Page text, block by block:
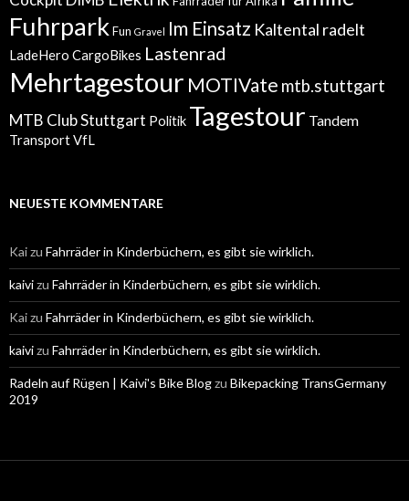
FuhrparkFun Gravel Im Einsatz Kaltental radelt
LadeHero CargoBikes Lastenrad
Mehrtagestour MOTIVate mtb.stuttgart
MTB Club Stuttgart Politik Tagestour Tandem
TransportVfL
NEUESTE KOMMENTARE
Kaizu Fahrräder in Kinderbüchern, es gibt sie wirklich.
kaivizu Fahrräder in Kinderbüchern, es gibt sie wirklich.
Kaizu Fahrräder in Kinderbüchern, es gibt sie wirklich.
kaivizu Fahrräder in Kinderbüchern, es gibt sie wirklich.
Radeln auf Rügen | Kaivi's Bike Blogzu Bikepacking TransGermany
2019